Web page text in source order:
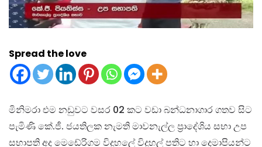
Spread the love
මිනිමරා එම නඩුවට වසර 02 කට වඩා බන්ධනාගාර ගතව සිට
පැමිණි කේ.ජී. ජයතිලක නැමති මාවනැල්ල ප්‍රාදේශිය සභා උප
සභාපති අද මෙඩේරිගම විදුහලේ විදුහල් පතිට හා දෙමාපියන්ට